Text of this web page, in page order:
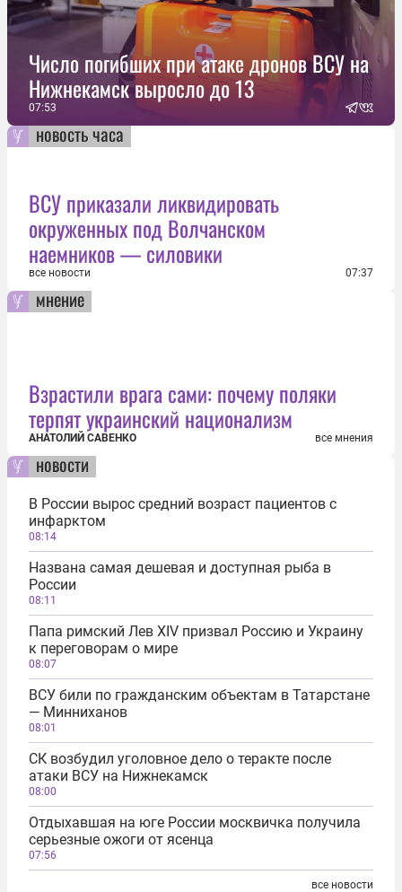
Число погибших при атаке дронов ВСУ на
Нижнекамск выросло до 13
07:53
новость часа
ВСУ приказали ликвидировать
окруженных под Волчанском
наемников — силовики
все новости 07:37
мнение
Взрастили врага сами: почему поляки
терпят украинский национализм
АНАТОЛИЙ САВЕНКО все мнения
новости
В России вырос средний возраст пациентов с
инфарктом
08:14
Названа самая дешевая и доступная рыба в
России
08:11
Папа римский Лев XIV призвал Россию и Украину
к переговорам о мире
08:07
ВСУ били по гражданским объектам в Татарстане
― Минниханов
08:01
СК возбудил уголовное дело о теракте после
атаки ВСУ на Нижнекамск
08:00
Отдыхавшая на юге России москвичка получила
серьезные ожоги от ясенца
07:56
все новости